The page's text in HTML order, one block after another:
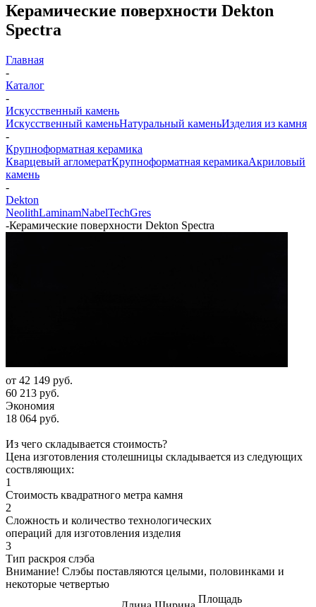
Керамические поверхности Dekton
Spectra
Главная
-
Каталог
-
Искусственный камень
Искусственный каменьНатуральный каменьИзделия из камня
-
Крупноформатная керамика
Кварцевый агломератКрупноформатная керамикаАкриловый
камень
-
Dekton
NeolithLaminamNabelTechGres
-Керамические поверхности Dekton Spectra
от 42 149 руб.
60 213 руб.
Экономия
18 064 руб.
Из чего складывается стоимость?
Цена изготовления столешницы складывается из следующих
соствляющих:
1
Стоимость квадратного метра камня
2
Сложность и количество технологических
операций для изготовления изделия
3
Тип раскроя слэба
Внимание! Слэбы поставляются целыми, половинками и
некоторые четвертью
Площадь